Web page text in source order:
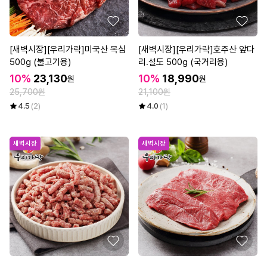
[새벽시장][우리가락]미국산 목심
500g (불고기용)
10% 23,130원
25,700원
4.5 (2)
[새벽시장][우리가락]호주산 앞다
리.설도 500g (국거리용)
10% 18,990원
21,100원
4.0 (1)
새벽시장 새벽시장